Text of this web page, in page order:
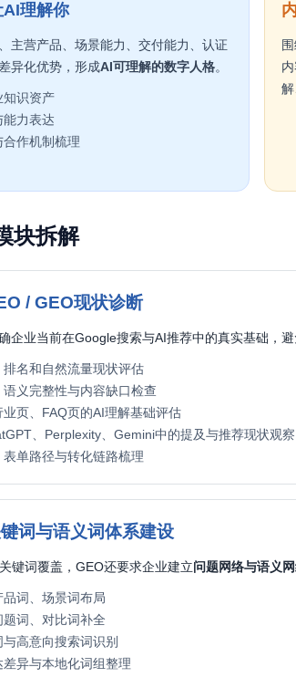
理解你
主营产品、场景能力、交付能力、认证
异化优势，形成AI可理解的数字人格。
知识资产
力表达
作机制梳理
解
块拆解
/ GEO现状诊断
企业当前在Google搜索与AI推荐中的真实基础，避
排名和自然流量现状评估
义完整性与内容缺口检查
业页、FAQ页的AI理解基础评估
、Perplexity、Gemini中的提及与推荐现状观察
单路径与转化链路梳理
词与语义词体系建设
键词覆盖，GEO还要求企业建立问题网络与语义
词、场景词布局
词、对比词补全
高意向搜索词识别
差异与本地化词组整理